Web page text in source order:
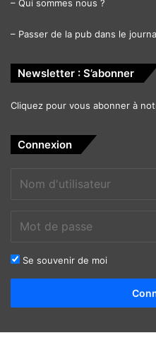
– Qui sommes nous ?
– Passer de la pub dans le
Newsletter : S’abonner
Cliquez pour vous abonner à
Connexion
Se souvenir de moi